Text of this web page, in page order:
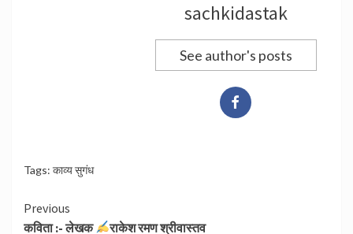
sachkidastak
See author's posts
Tags: काव्य सुगंध
Continue
Previous
कविता :- लेखक
राकेश रमण श्रीवास्तव